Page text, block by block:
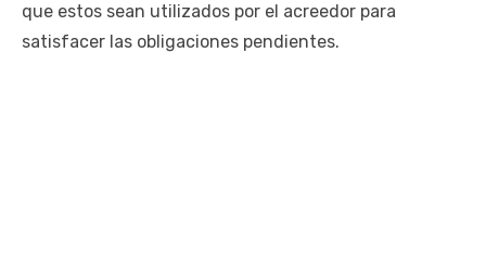
que estos sean utilizados por el acreedor para
satisfacer las obligaciones pendientes.